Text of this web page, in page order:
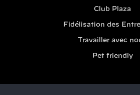
Club Plaza
Fidélisation des
Travailler avec
Pet friendly